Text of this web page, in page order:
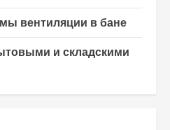
вентиляции в бане
и складскими